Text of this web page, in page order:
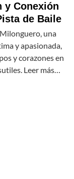
y Conexión
de Baile
una
y apasionada,
y corazones en
Leer más…